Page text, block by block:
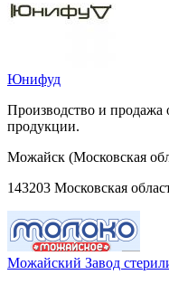
Юнифуд
Производство и продажа
продукции.
Можайск (Московская
143203 Московская
Можайский Завод